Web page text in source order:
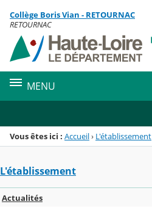
Menu de la rubrique
Contenu
Collège Boris Vian - RETOURNAC
RETOURNAC
MENU
Vous êtes ici : Accueil› L'établissement
L'établissement
Actualités